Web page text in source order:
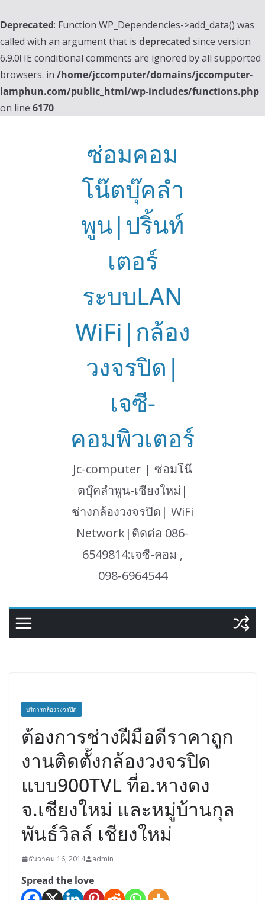
Deprecated: Function WP_Dependencies->add_data() was
called with an argument that is deprecated since version
6.9.0! IE conditional comments are ignored by all supported
browsers. in /home/jccomputer/domains/jccomputer-
lamphun.com/public_html/wp-includes/functions.php
on line 6170
ซ่อมคอม
โน๊ตบุ๊คลำ
พูน|ปริ้นท์
เตอร์
ระบบLAN
WiFi|กล้อง
วงจรปิด|
เจซี-
คอมพิวเตอร์
Jc-computer | ซ่อมโน๊
ตบุ๊คลำพูน-เชียงใหม่|
ช่างกล้องวงจรปิด| WiFi
Network|ติดต่อ 086-
6549814:เจซี-คอม ,
098-6964544
บริการกล้องวงจรปิด
ต้องการช่างฝีมือดีราคาถูก
งานติดตั้งกล้องวงจรปิด
แบบ900TVL ที่อ.หางดง
จ.เชียงใหม่ และหมู่บ้านกุล
พันธ์วิลล์ เชียงใหม่
ธันวาคม 16, 2014 admin
Spread the love